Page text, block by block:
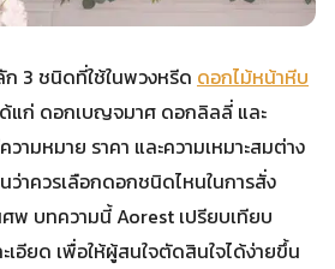
3 ชนิดที่ใช้ในพวงหรีด ดอกไม้หน้าหีบ
ด้แก่ ดอกเบญจมาศ ดอกลิลลี่ และ
ามหมาย ราคา และความเหมาะสมต่าง
าควรเลือกดอกชนิดไหนในการสั่ง
พ บทความนี้ Aorest เปรียบเทียบ
อียด เพื่อให้ผู้สนใจตัดสินใจได้ง่ายขึ้น